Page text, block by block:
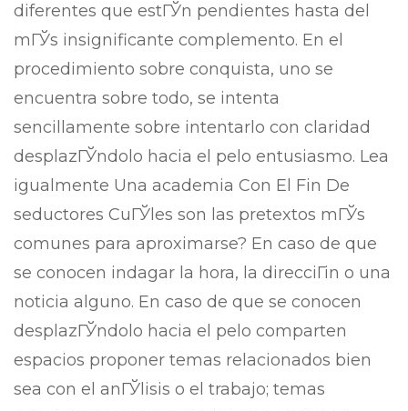
diferentes que estГЎn pendientes hasta del
mГЎs insignificante complemento. En el
procedimiento sobre conquista, uno se
encuentra sobre todo, se intenta
sencillamente sobre intentarlo con claridad
desplazГЎndolo hacia el pelo entusiasmo. Lea
igualmente Una academia Con El Fin De
seductores CuГЎles son las pretextos mГЎs
comunes para aproximarse? En caso de que
se conocen indagar la hora, la direcciГіn o una
noticia alguno. En caso de que se conocen
desplazГЎndolo hacia el pelo comparten
espacios proponer temas relacionados bien
sea con el anГЎlisis o el trabajo; temas